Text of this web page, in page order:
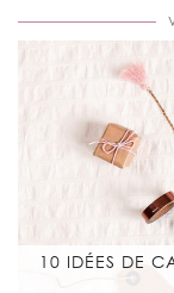
10 IDÉES DE